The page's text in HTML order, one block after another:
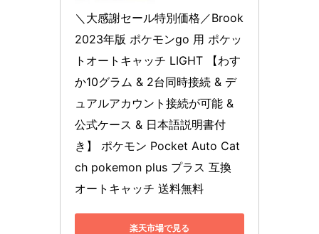
＼大感謝セール特別価格／Brook
2023年版 ポケモンgo 用 ポケッ
トオートキャッチ LIGHT 【わす
か10グラム & 2台同時接続 & デ
ュアルアカウント接続が可能 &
公式ケース & 日本語説明書付
き】 ポケモン Pocket Auto Cat
ch pokemon plus プラス 互換
オートキャッチ 送料無料
楽天市場で見る